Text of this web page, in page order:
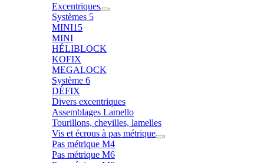
Excentriques
Systèmes 5
MINI15
MINI
HÉLIBLOCK
KOFIX
MEGALOCK
Système 6
DÉFIX
Divers excentriques
Assemblages Lamello
Tourillons, chevilles, lamelles
Vis et écrous à pas métrique
Pas métrique M4
Pas métrique M6